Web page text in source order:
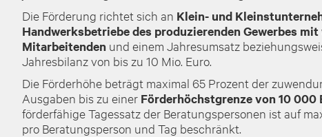
Die Förderung richtet sich an Klein- und
Handwerksbetriebe des produzierenden Gewerbes mit
Mitarbeitendenund einem Jahresumsatz
Jahresbilanz von bis zu 10 Mio. Euro.
Die Förderhöhe beträgt maximal 65 Prozent der
Ausgaben bis zu einer Förderhöchstgrenze von 10 000
förderfähige Tagessatz der Beratungspersonen ist auf
pro Beratungsperson und Tag beschränkt.